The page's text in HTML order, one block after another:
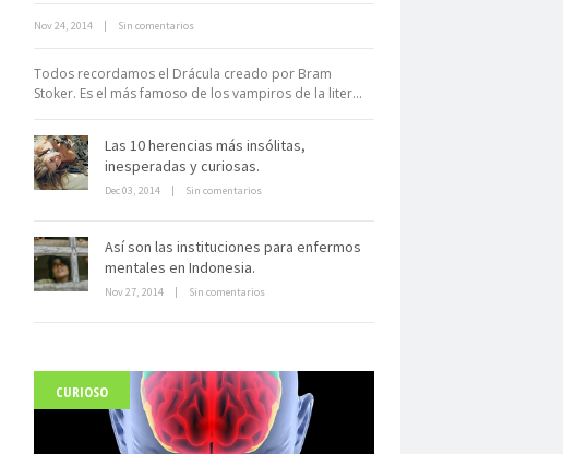
Neuromarketing: el uso de la
electrónico
Dentro de un manicomio
abandonado
Carlo Acutis, el beato incorrupto de
Nov 24, 2014 | Sin comentarios
Todos recordamos el Drácula creado por Bram
Stoker. Es el más famoso de los vampiros de la liter...
Las 10 herencias más insólitas,
inesperadas y curiosas.
Dec 03, 2014 | Sin comentarios
Así son las instituciones para enfermos
mentales en Indonesia.
Nov 27, 2014 | Sin comentarios
CURIOSO